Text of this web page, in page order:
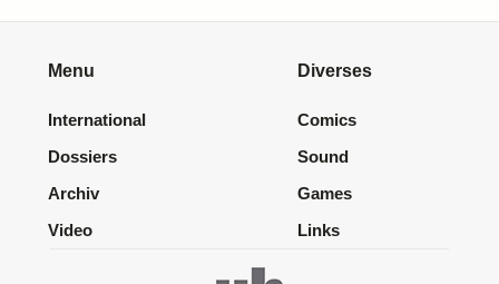
Menu
International
Dossiers
Archiv
Video
Diverses
Comics
Sound
Games
Links